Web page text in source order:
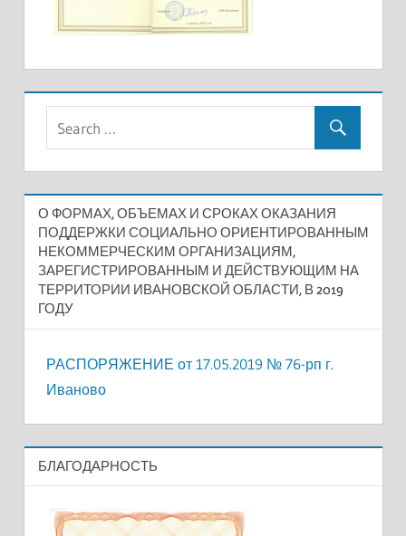
О ФОРМАХ, ОБЪЕМАХ И СРОКАХ ОКАЗАНИЯ
ПОДДЕРЖКИ СОЦИАЛЬНО ОРИЕНТИРОВАННЫМ
НЕКОММЕРЧЕСКИМ ОРГАНИЗАЦИЯМ,
ЗАРЕГИСТРИРОВАННЫМ И ДЕЙСТВУЮЩИМ НА
ТЕРРИТОРИИ ИВАНОВСКОЙ ОБЛАСТИ, В 2019
ГОДУ
РАСПОРЯЖЕНИЕ от 17.05.2019 № 76-рп г.
Иваново
БЛАГОДАРНОСТЬ